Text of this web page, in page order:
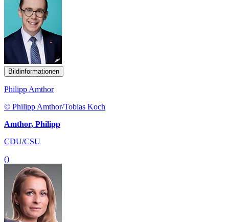
Bildinformationen
Philipp Amthor
© Philipp Amthor/Tobias Koch
Amthor, Philipp
CDU/CSU
()